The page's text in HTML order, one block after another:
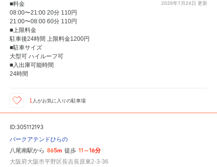
2026年7月24日 更新
■料金
08:00〜21:00 20分 110円
21:00〜08:00 60分 110円
■上限料金
駐車後24時間 上限料金1200円
■駐車サイズ
大型可 ハイルーフ可
■入出庫可能時間
24時間
1 人がお気に入りの駐車場
ID:305112193
パークアテンドひらの
八尾南駅から 865m 徒歩 11～16分
大阪府大阪市平野区長吉長原東2-3-36